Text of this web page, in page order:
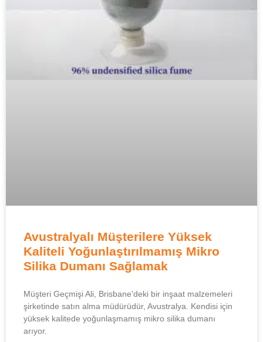
Avustralyalı Müşterilere Yüksek
Kaliteli Yoğunlaştırılmamış Mikro
Silika Dumanı Sağlamak
Müşteri Geçmişi Ali, Brisbane'deki bir inşaat malzemeleri
şirketinde satın alma müdürüdür, Avustralya. Kendisi için
yüksek kalitede yoğunlaşmamış mikro silika dumanı
arıyor.